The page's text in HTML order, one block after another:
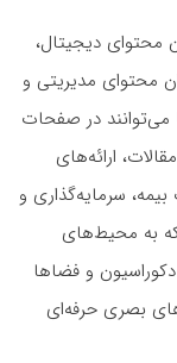
محتوای دیجیتال،
محتوای مدیریتی و
در صفحات
ارائه‌های
سرمایه‌گذاری و
که به محیط‌های
و فضاها
بصری حرفه‌ای